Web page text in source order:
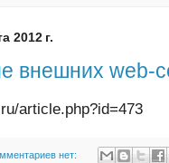
2012 г.
внешних web-
article.php?id=473
нет: